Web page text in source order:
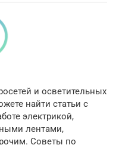
и осветительных
найти статьи с
электрикой,
лентами,
Советы по